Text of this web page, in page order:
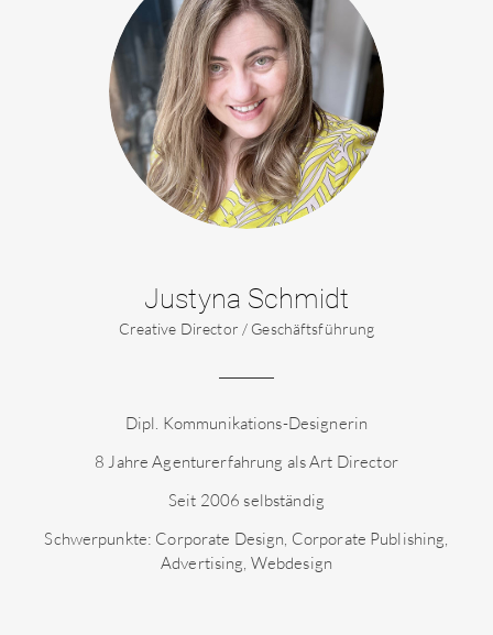
Justyna Schmidt
Creative Director / Geschäftsführung
Dipl. Kommunikations-Designerin
8 Jahre Agenturerfahrung als Art Director
Seit 2006 selbständig
Schwerpunkte: Corporate Design, Corporate Publishing,
Advertising, Webdesign